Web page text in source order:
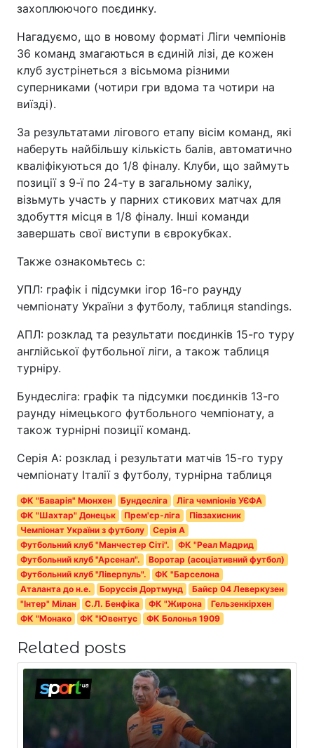
захоплюючого поєдинку.
Нагадуємо, що в новому форматі Ліги чемпіонів
36 команд змагаються в єдиній лізі, де кожен
клуб зустрінеться з вісьмома різними
суперниками (чотири гри вдома та чотири на
виїзді).
За результатами лігового етапу вісім команд, які
наберуть найбільшу кількість балів, автоматично
кваліфікуються до 1/8 фіналу. Клуби, що займуть
позиції з 9-ї по 24-ту в загальному заліку,
візьмуть участь у парних стикових матчах для
здобуття місця в 1/8 фіналу. Інші команди
завершать свої виступи в єврокубках.
Также ознакомьтесь с:
УПЛ: графік і підсумки ігор 16-го раунду
чемпіонату України з футболу, таблиця standings.
АПЛ: розклад та результати поєдинків 15-го туру
англійської футбольної ліги, а також таблиця
турніру.
Бундесліга: графік та підсумки поєдинків 13-го
раунду німецького футбольного чемпіонату, а
також турнірні позиції команд.
Серія А: розклад і результати матчів 15-го туру
чемпіонату Італії з футболу, турнірна таблиця
ФК "Баварія" Мюнхен Бундесліга
Ліга чемпіонів УЄФА
ФК "Шахтар" Донецьк
Прем'єр-ліга
Півзахисник
Чемпіонат України з футболу
Серія A
Футбольний клуб "Манчестер Сіті".
ФК "Реал Мадрид
Футбольний клуб "Арсенал".
Воротар (асоціативний футбол)
Футбольний клуб "Ліверпуль".
ФК "Барселона
Аталанта до н.е.
Боруссія Дортмунд
Байєр 04 Леверкузен
"Інтер" Мілан
С.Л. Бенфіка ФК "Жирона
Гельзенкірхен
ФК "Монако
ФК "Ювентус ФК Болонья 1909
Related posts